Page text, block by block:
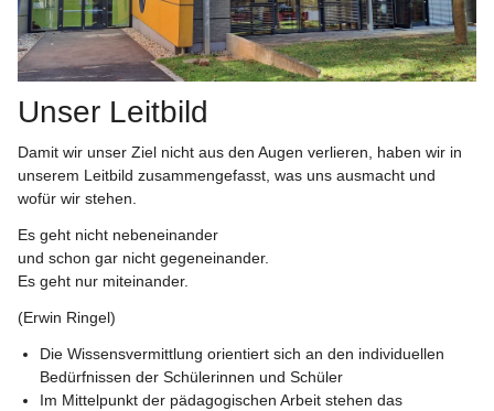
Unser Leitbild
Damit wir unser Ziel nicht aus den Augen verlieren, haben wir in
unserem Leitbild zusammengefasst, was uns ausmacht und
wofür wir stehen.
Es geht nicht nebeneinander
und schon gar nicht gegeneinander.
Es geht nur miteinander.
(Erwin Ringel)
Die Wissensvermittlung orientiert sich an den individuellen
Bedürfnissen der Schülerinnen und Schüler
Im Mittelpunkt der pädagogischen Arbeit stehen das